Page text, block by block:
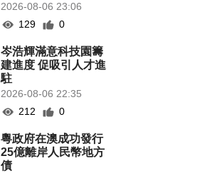
2026-08-06 23:06
129
0
岑浩輝滿意科技園籌
建進度 促吸引人才進
駐
2026-08-06 22:35
212
0
粵政府在澳成功發行
25億離岸人民幣地方
債